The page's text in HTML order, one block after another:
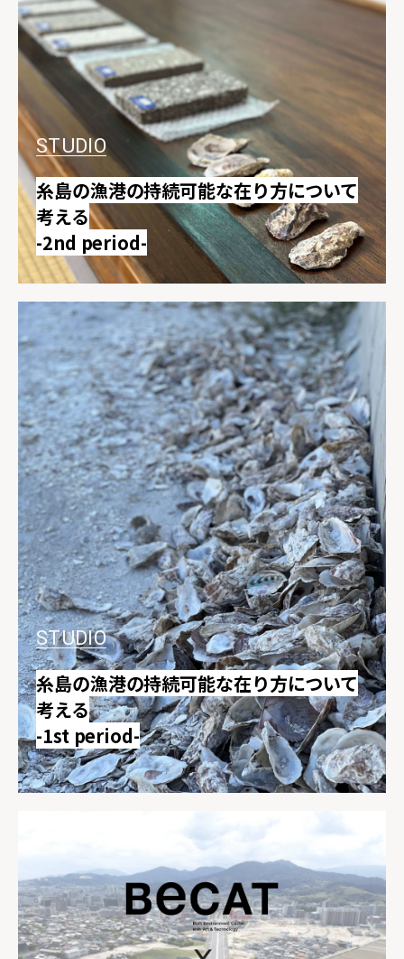
STUDIO
糸島の漁港の持続可能な在り方について
考える
-2nd period-
STUDIO
糸島の漁港の持続可能な在り方について
考える
-1st period-